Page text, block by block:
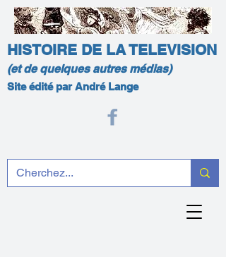
HISTOIRE DE LA TELEVISION
(et de quelques autres médias)
Site édité par André Lange